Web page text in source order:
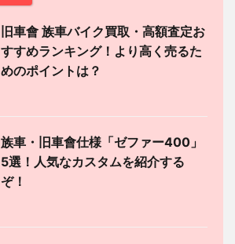
旧車會 族車バイク買取・高額査定お
すすめランキング！より高く売るた
めのポイントは？
族車・旧車會仕様「ゼファー400」
5選！人気なカスタムを紹介する
ぞ！